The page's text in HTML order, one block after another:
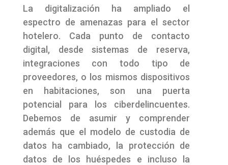
La digitalización ha ampliado el
espectro de amenazas para el sector
hotelero. Cada punto de contacto
digital, desde sistemas de reserva,
integraciones con todo tipo de
proveedores, o los mismos dispositivos
en habitaciones, son una puerta
potencial para los ciberdelincuentes.
Debemos de asumir y comprender
además que el modelo de custodia de
datos ha cambiado, la protección de
datos de los huéspedes e incluso la